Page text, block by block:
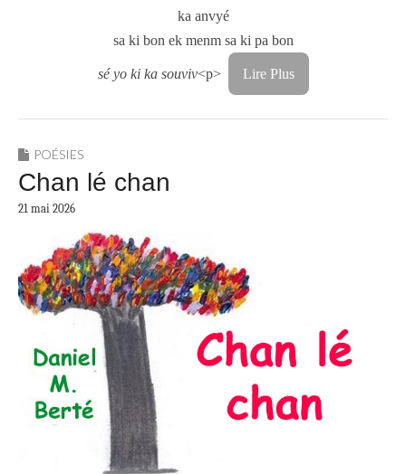
ka anvyé
sa ki bon ek menm sa ki pa bon
sé yo ki ka souviv<p> Lire Plus
POÉSIES
Chan lé chan
21 mai 2026